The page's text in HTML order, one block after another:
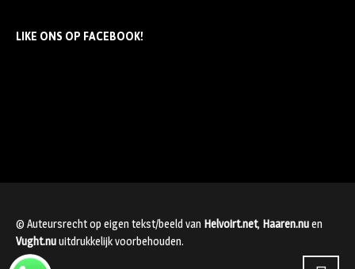
LIKE ONS OP FACEBOOK!
© Auteursrecht op eigen tekst/beeld van Helvoirt.net, Haaren.nuen
Vught.nuuitdrukkelijk voorbehouden.